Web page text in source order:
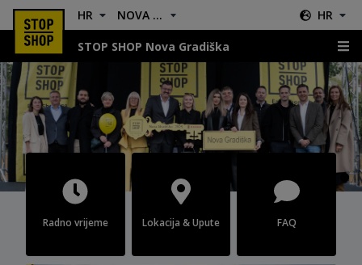
HR NOVA GRADIŠKA HR
STOP SHOP Nova Gradiška
Nova Gradiška
Radno vrijeme Lokacija & Upute FAQ